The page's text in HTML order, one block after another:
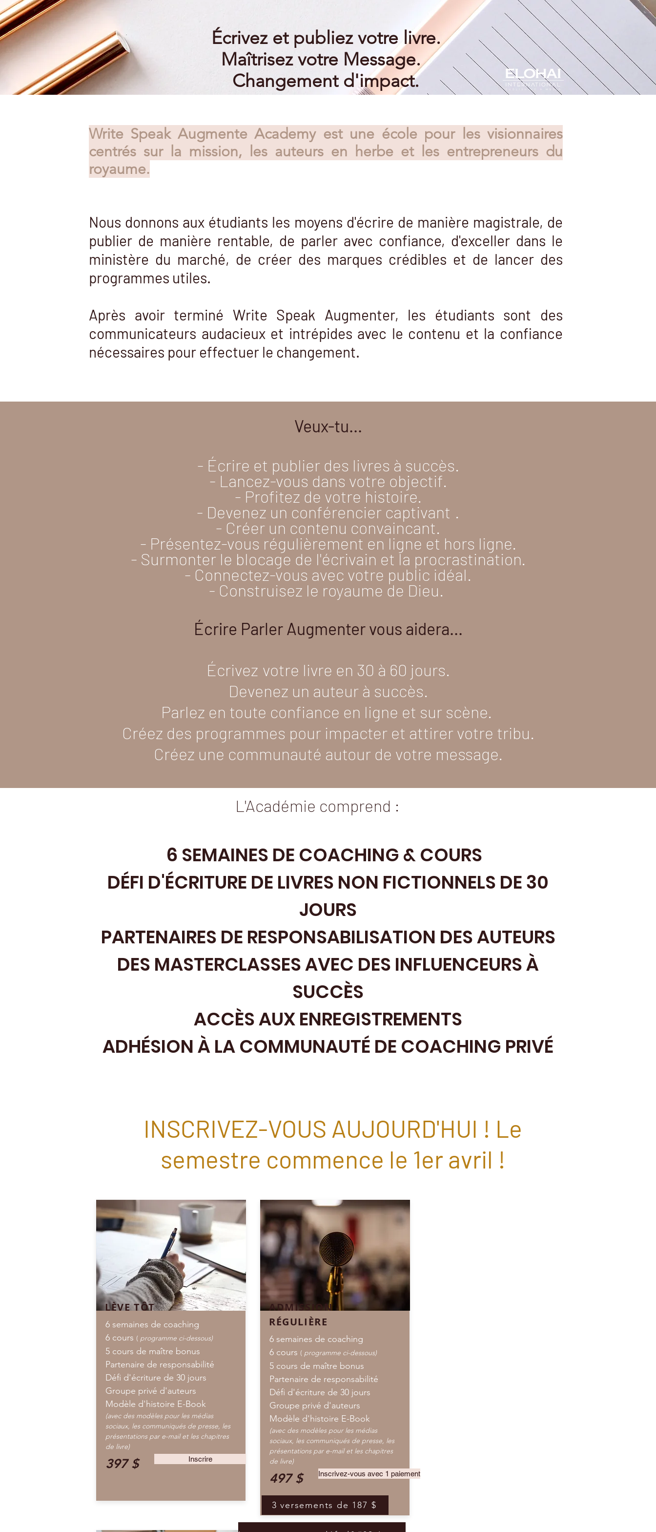
Écrivez et publiez votre livre.
Maîtrisez votre Message.
Changement d'impact.
Write Speak Augmente Academy est une école pour les visionnaires
centrés sur la mission, les auteurs en herbe et les entrepreneurs du
royaume.
Nous donnons aux étudiants les moyens d'écrire de manière magistrale, de
publier de manière rentable, de parler avec confiance, d'exceller dans le
ministère du marché, de créer des marques crédibles et de lancer des
programmes utiles.
Après avoir terminé Write Speak Augmenter, les étudiants sont des
communicateurs audacieux et intrépides avec le contenu et la confiance
nécessaires pour effectuer le changement.
ALLER À L&#39;INSCRIPTION
Veux-tu...
- Écrire et publier des livres à succès.
- Lancez-vous dans votre objectif.
- Profitez de votre histoire.
- Devenez un conférencier captivant .
- Créer un contenu convaincant.
- Présentez-vous régulièrement en ligne et hors ligne.
- Surmonter le blocage de l'écrivain et la procrastination.
- Connectez-vous avec votre public idéal.
- Construisez le royaume de Dieu.
Écrire Parler Augmenter vous aidera...
Écrivez votre livre en 30 à 60 jours.
Devenez un auteur à succès.
Parlez en toute confiance en ligne et sur scène.
Créez des programmes pour impacter et attirer votre tribu.
Créez une communauté autour de votre message.
L'Académie comprend :
6 SEMAINES DE COACHING & COURS
DÉFI D'ÉCRITURE DE LIVRES NON FICTIONNELS DE 30
JOURS
PARTENAIRES DE RESPONSABILISATION DES AUTEURS
DES MASTERCLASSES AVEC DES INFLUENCEURS À
SUCCÈS
ACCÈS AUX ENREGISTREMENTS
ADHÉSION À LA COMMUNAUTÉ DE COACHING PRIVÉ
INSCRIVEZ-VOUS AUJOURD'HUI ! Le
semestre commence le 1er avril !
LÈVE TÔT
6 semaines de coaching
6 cours ( programme ci-dessous)
5 cours de maître bonus
Partenaire de responsabilité
Défi d'écriture de 30 jours
Groupe privé d'auteurs
Modèle d'histoire E-Book
(avec des modèles pour les médias
sociaux, les communiqués de presse, les
présentations par e-mail et les chapitres
de livre)
397 $ Inscrire
ADMISSION
RÉGULIÈRE
6 semaines de coaching
6 cours ( programme ci-dessous)
5 cours de maître bonus
Partenaire de responsabilité
Défi d'écriture de 30 jours
Groupe privé d'auteurs
Modèle d'histoire E-Book
(avec des modèles pour les médias
sociaux, les communiqués de presse, les
présentations par e-mail et les chapitres
de livre)
497 $ Inscrivez-vous avec 1 paiement
3 versements de 187 $